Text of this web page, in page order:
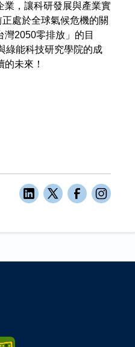
業，讓科研發展與產業實
處於全球氣候危機的關
2050零排放」的目
綠能科技研究學院的成
未來！